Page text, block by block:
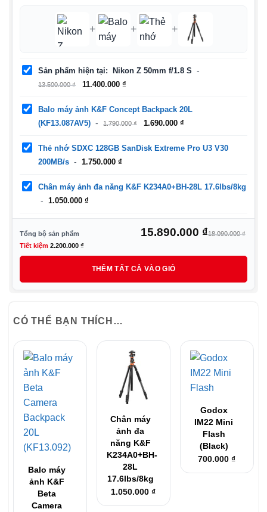
+ + +
Sản phẩm hiện tại Nikon Z 50mm f/1.8 S
13.500.000₫
Giá
13.500.000 ₫.
11.400.000₫
là:
11.400.000 ₫.
Balo máy ảnh K&F Concept Backpack 20L
(KF13.087AV5)
1.790.000₫
Giá
1.790.000 ₫.
1.690.000₫
là:
Thẻ nhớ SDXC 128GB SanDisk Extreme Pro U3 V30
200MB/s
1.750.000 ₫
Chân máy ảnh đa năng K&F K234A0+BH-28L 17.6lbs/8kg
1.050.000 ₫
Tổng bộ sản phẩm 18.090.000₫
là:
15.890.000 ₫
tại
Tiết kiệm 2.200.000 ₫
THÊM TẤT CẢ VÀO GIỎ
CÓ THỂ BẠN THÍCH…
Balo máy
ảnh K&F
Beta
Camera
Chân máy
ảnh đa
năng K&F
K234A0+BH-
28L
17.6lbs/8kg
1.050.000₫
Godox
IM22 Mini
Flash
(Black)
700.000₫